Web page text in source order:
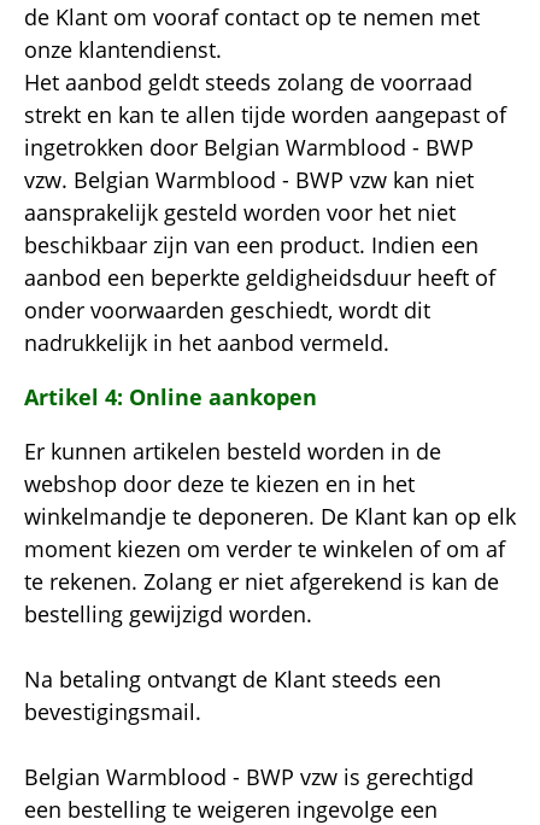
de Klant om vooraf contact op te nemen met
onze klantendienst.
Het aanbod geldt steeds zolang de voorraad
strekt en kan te allen tijde worden aangepast of
ingetrokken door Belgian Warmblood - BWP
vzw. Belgian Warmblood - BWP vzw kan niet
aansprakelijk gesteld worden voor het niet
beschikbaar zijn van een product. Indien een
aanbod een beperkte geldigheidsduur heeft of
onder voorwaarden geschiedt, wordt dit
nadrukkelijk in het aanbod vermeld.
Artikel 4: Online aankopen
Er kunnen artikelen besteld worden in de
webshop door deze te kiezen en in het
winkelmandje te deponeren. De Klant kan op elk
moment kiezen om verder te winkelen of om af
te rekenen. Zolang er niet afgerekend is kan de
bestelling gewijzigd worden.
Na betaling ontvangt de Klant steeds een
bevestigingsmail.
Belgian Warmblood - BWP vzw is gerechtigd
een bestelling te weigeren ingevolge een